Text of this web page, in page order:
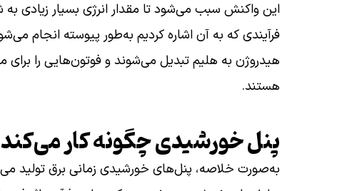
این واکنش سبب می‌شود تا مقدار انرژی بسیار زیادی
هیدروژن به هلیم تبدیل می‌شوند و فوتون‌هایی را برای
هستند.
پنل خورشیدی چگونه کار
به‌صورت خلاصه، پنل‌های خورشیدی زمانی برق تولید